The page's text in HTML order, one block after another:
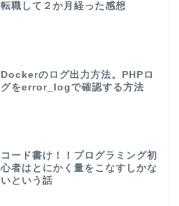
転職して２か月経った感想
Dockerのログ出力方法。PHPロ
グをerror_logで確認する方法
コード書け！！プログラミング初
心者はとにかく量をこなすしかな
いという話